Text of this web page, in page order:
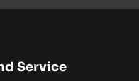
Service